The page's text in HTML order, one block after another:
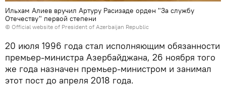
Ильхам Алиев вручил Артуру Расизаде орден "За службу
Отечеству" первой степени
© Official website of President of Azerbaijan Republic
20 июля 1996 года стал исполняющим обязанности
премьер-министра Азербайджана, 26 ноября того
же года назначен премьер-министром и занимал
этот пост до апреля 2018 года.